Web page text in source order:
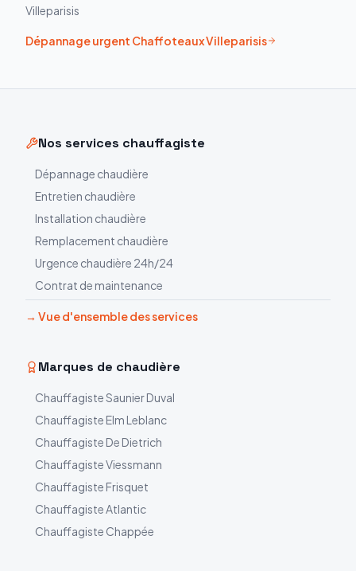
Villeparisis
Dépannage urgent ChaffoteauxVilleparisis
Nos services chauffagiste
Dépannage chaudière
Entretien chaudière
Installation chaudière
Remplacement chaudière
Urgence chaudière 24h/24
Contrat de maintenance
→ Vue d'ensemble des services
Marques de chaudière
ChauffagisteSaunier Duval
Chauffagiste Elm Leblanc
Chauffagiste De Dietrich
ChauffagisteViessmann
Chauffagiste Frisquet
ChauffagisteAtlantic
Chauffagiste Chappée